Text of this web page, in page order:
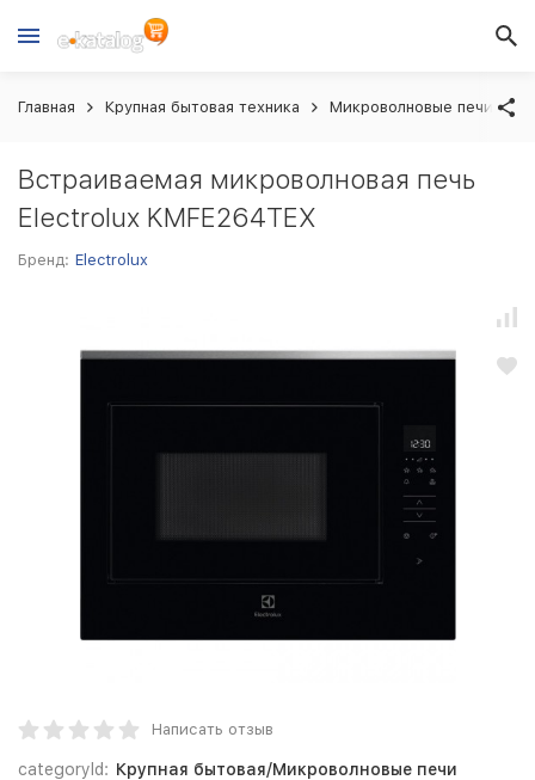
Главная Крупная бытовая техника Микроволновые печи
Встраиваемая микроволновая печь
Electrolux KMFE264TEX
Бренд: Electrolux
Написать отзыв
categoryId: Крупная бытовая/Микроволновые печи